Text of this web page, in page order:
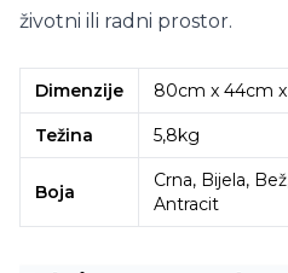
životni ili radni prostor.
Dimenzije 80cm x 44cm
Težina 5,8kg
Boja
Crna, Bijela,
Antracit